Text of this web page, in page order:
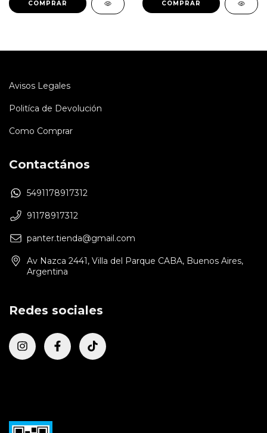
Avisos Legales
Politíca de Devolución
Como Comprar
Contactános
5491178917312
91178917312
panter.tienda@gmail.com
Av Nazca 2441, Villa del Parque CABA, Buenos Aires,
Argentina
Redes sociales